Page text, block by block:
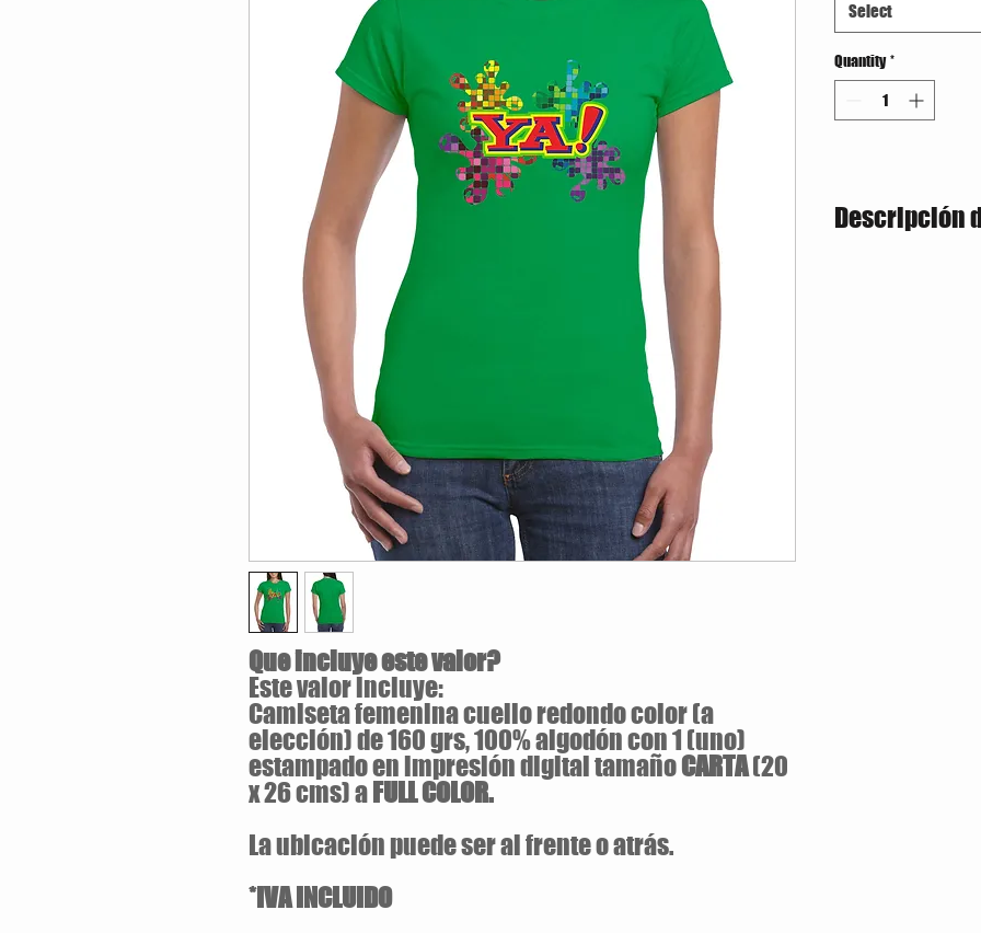
Que incluye este valor?
Este valor incluye:
Camiseta femenina cuello redondo color (a
elección) de 160 grs, 100% algodón con 1 (uno)
estampado en impresión digital tamañoCARTA(20
x 26 cms) a FULL COLOR.
La ubicación puede ser al frente o atrás.
*IVA INCLUIDO
Select
Quantity *
Descripción
160 gramos / 100%